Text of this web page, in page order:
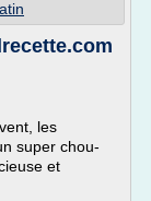
les
super chou-
et